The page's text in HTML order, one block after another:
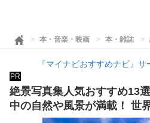
本・音楽・映画 本・雑誌
『マイナビおすすめナビ』
PR
絶景写真集人気おすすめ13
中の自然や風景が満載！ 世